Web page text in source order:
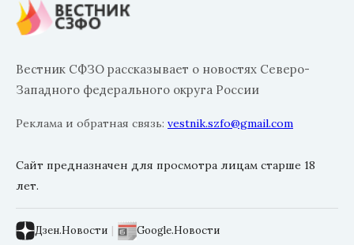
Вестник СФЗО рассказывает о новостях Северо-
Западного федерального округа России
Реклама и обратная связь: vestnik.szfo@gmail.com
Сайт предназначен для просмотра лицам старше 18
лет.
Дзен.Новости | Google.Новости